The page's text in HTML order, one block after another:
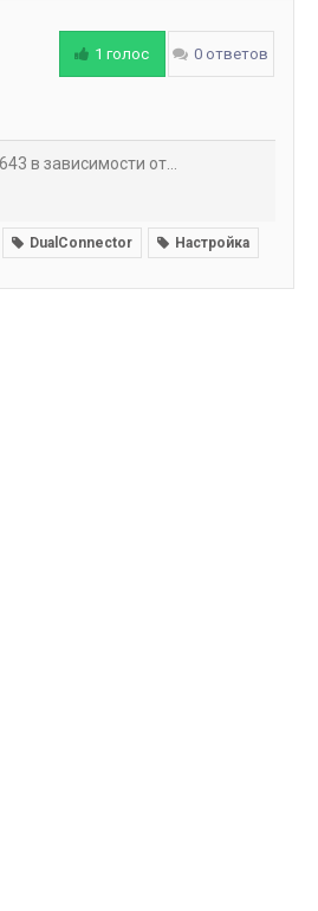
1 голос 0 ответов
в зависимости от...
DualConnector Настройка